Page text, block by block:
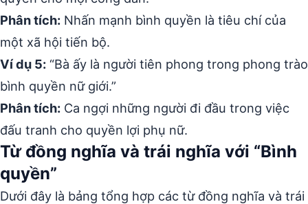
Phân tích: Nhấn mạnh bình quyền là tiêu chí của
một xã hội tiến bộ.
Ví dụ 5: “Bà ấy là người tiên phong trong phong trào
bình quyền nữ giới.”
Phân tích: Ca ngợi những người đi đầu trong việc
đấu tranh cho quyền lợi phụ nữ.
Từ đồng nghĩa và trái nghĩa với “Bình
quyền”
Dưới đây là bảng tổng hợp các từ đồng nghĩa và trái